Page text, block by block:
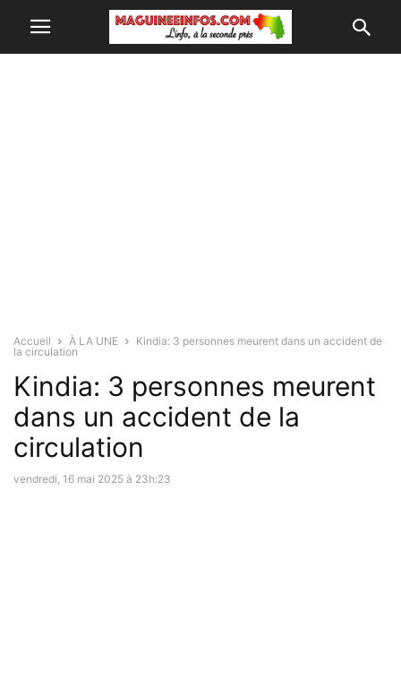
Accueil À LA UNE
Kindia: 3 personnes meurent dans un accident de
la circulation
Kindia: 3 personnes meurent
dans un accident de la
circulation
vendredi, 16 mai 2025 à 23h:23